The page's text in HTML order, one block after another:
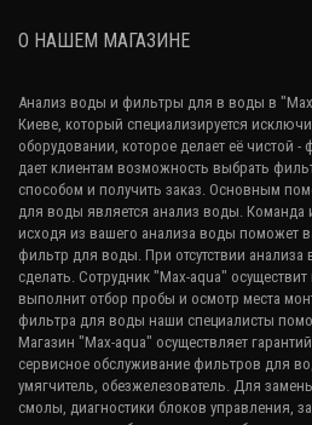
О НАШЕМ МАГАЗИНЕ
Анализ воды и фильтры для в воды в
Киеве, который специализируется
оборудовании, которое делает её чистой
дает клиентам возможность выбрать
способом и получить заказ. Основным
для воды является анализ воды. Команда
исходя из вашего анализа воды поможет
фильтр для воды. При отсутствии
сделать. Сотрудник "Max-aqua"
выполнит отбор пробы и осмотр места
фильтра для воды наши специалисты
Магазин "Max-aqua" осуществляет
сервисное обслуживание фильтров для
умягчитель, обезжелезователь. Для
смолы, диагностики блоков управления,